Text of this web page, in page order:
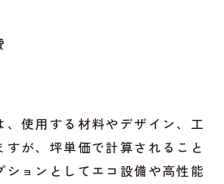
、使用する材料やデザイン、工
が、坪単価で計算されること
ションとしてエコ設備や高性能